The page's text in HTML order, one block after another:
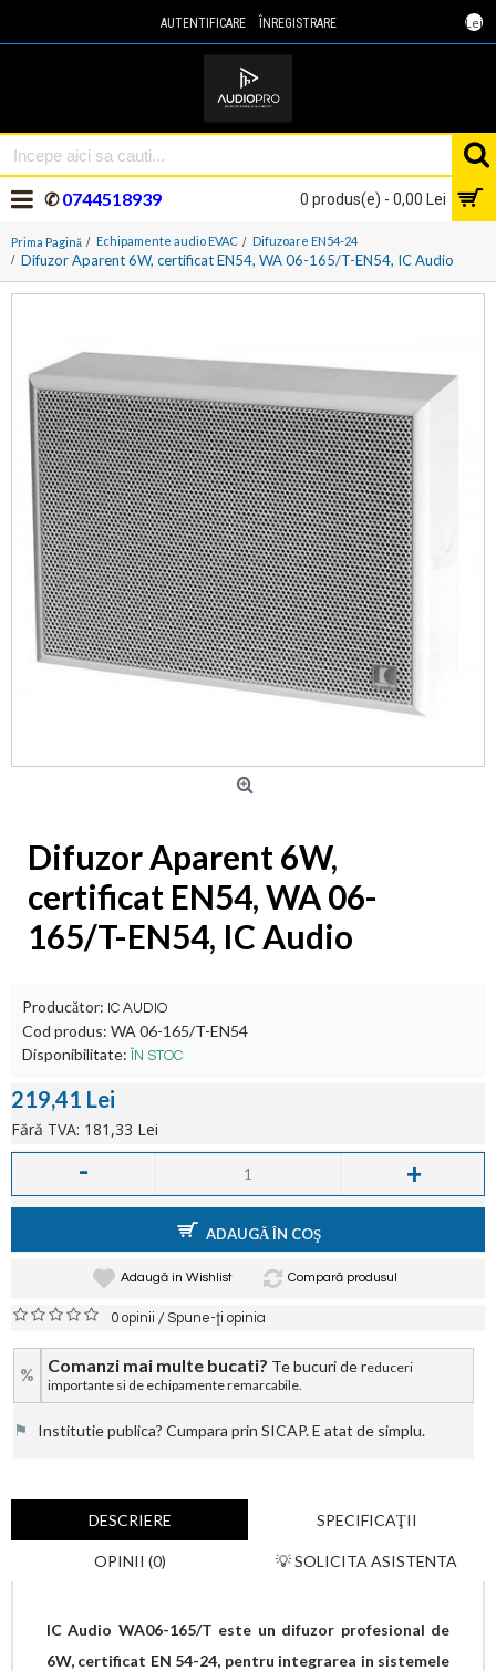
Lei
AUTENTIFICARE ÎNREGISTRARE
0 produs(e) - 0,00 Lei
✆0744518939
Prima Pagină Echipamente audio EVAC Difuzoare EN54-24
Difuzor Aparent 6W, certificat EN54, WA 06-165/T-EN54, IC Audio
Difuzor Aparent 6W,
certificat EN54, WA 06-
165/T-EN54, IC Audio
Producător: IC AUDIO
Cod produs: WA 06-165/T-EN54
Disponibilitate:
ÎN STOC
219,41 Lei
Fără TVA: 181,33 Lei
- +
ADAUGĂ ÎN COŞ
Adaugă in Wishlist Compară produsul
0 opinii /Spune-ţi opinia
% Comanzi mai multe bucati? Te bucuri de reduceri
importante si de echipamente remarcabile.
⚑ Institutie publica? Cumpara prin SICAP. E atat de simplu.
DESCRIERE SPECIFICAŢII
OPINII (0) 💡 SOLICITA ASISTENTA
IC Audio WA06-165/T este un difuzor profesional de
6W, certificat EN 54-24, pentru integrarea in sistemele